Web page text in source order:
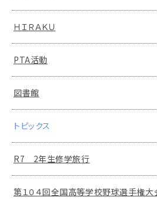
ＨＩＲＡＫＵ
PTA活動
図書館
トピックス
R7 2年生修学旅行
第１０４回全国高等学校野球選手権